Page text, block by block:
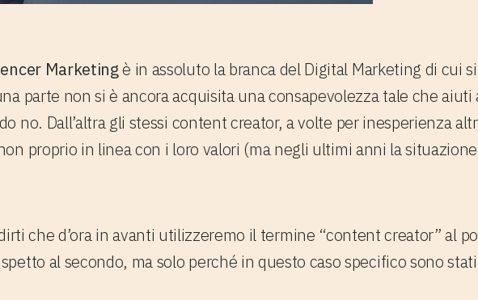
Marketingè in assoluto la branca del Digital Marketing di cui
parte non si è ancora acquisita una consapevolezza tale che aiuti
no. Dall’altra gli stessi content creator, a volte per inesperienza
proprio in linea con i loro valori (ma negli ultimi anni la
che d’ora in avanti utilizzeremo il termine “content creator” al
al secondo, ma solo perché in questo caso specifico sono